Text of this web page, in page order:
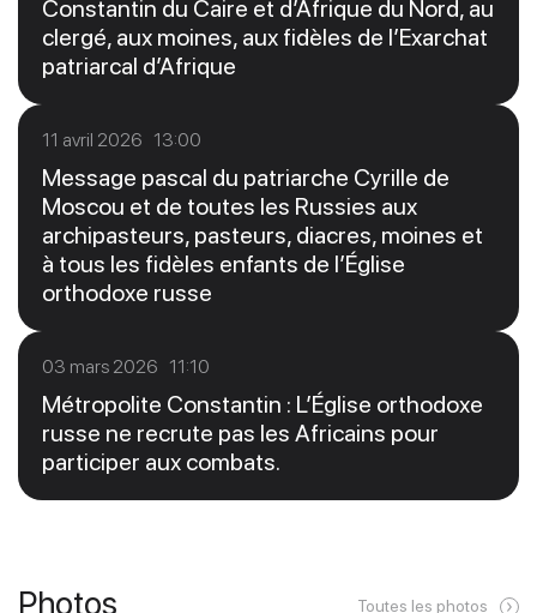
Constantin du Caire et d’Afrique du Nord, au
clergé, aux moines, aux fidèles de l’Exarchat
patriarcal d’Afrique
11 avril 2026 13:00
Message pascal du patriarche Cyrille de
Moscou et de toutes les Russies aux
archipasteurs, pasteurs, diacres, moines et
à tous les fidèles enfants de l’Église
orthodoxe russe
03 mars 2026 11:10
Métropolite Constantin : L’Église orthodoxe
russe ne recrute pas les Africains pour
participer aux combats.
Photos Toutes les photos